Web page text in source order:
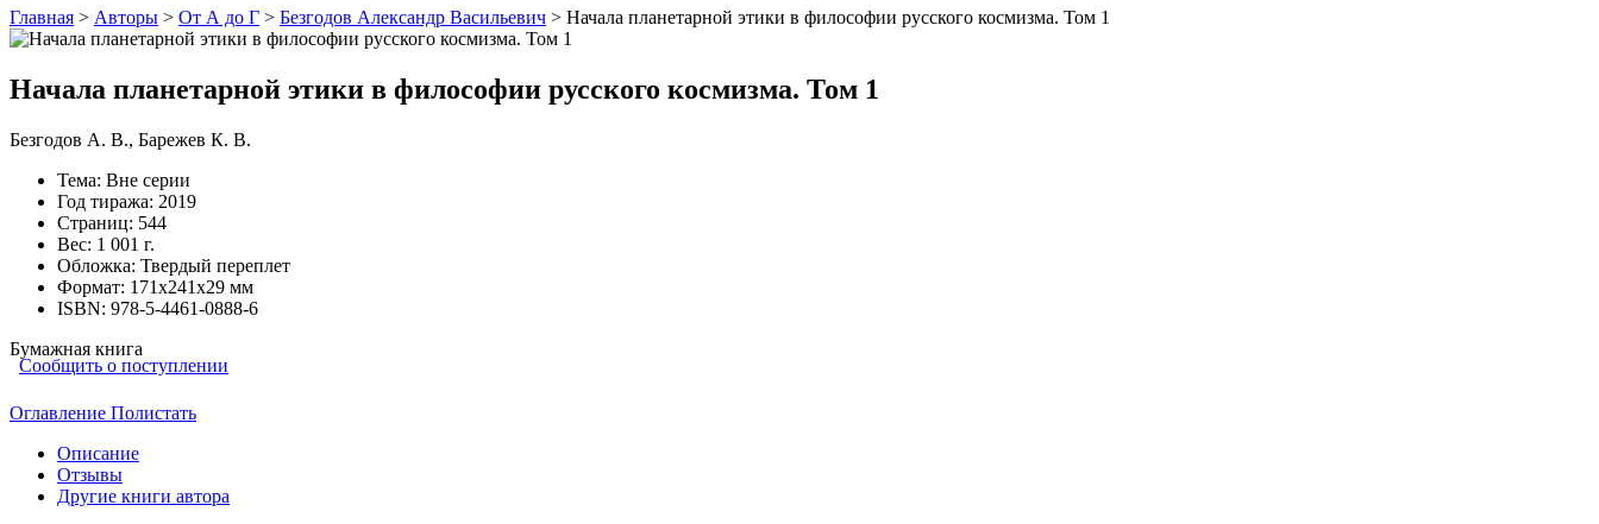
Главная > Авторы > От А до Г > Безгодов Александр Васильевич > Начала планетарной этики в философии русского космизма. Том 1
Начала планетарной этики в философии русского космизма. Том 1
Безгодов А. В., Барежев К. В.
Тема: Вне серии
Год тиража: 2019
Страниц: 544
Вес: 1 001 г.
Обложка: Твердый переплет
Формат: 171х241х29 мм
ISBN: 978-5-4461-0888-6
Бумажная книга
Сообщить о поступлении
Оглавление Полистать
Описание
Отзывы
Другие книги автора